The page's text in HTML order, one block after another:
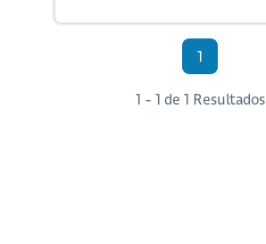
1
1 - 1 de 1 Resultados